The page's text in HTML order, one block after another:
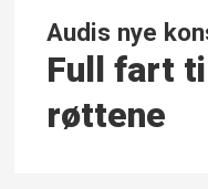
Audis nye
Full fart
røttene